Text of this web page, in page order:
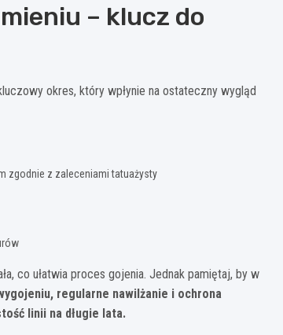
– klucz do
okres, który wpłynie na ostateczny wygląd
zgodnie z zaleceniami tatuażysty
co ułatwia proces gojenia. Jednak pamiętaj, by w
regularne nawilżanie i ochrona
linii na długie lata.